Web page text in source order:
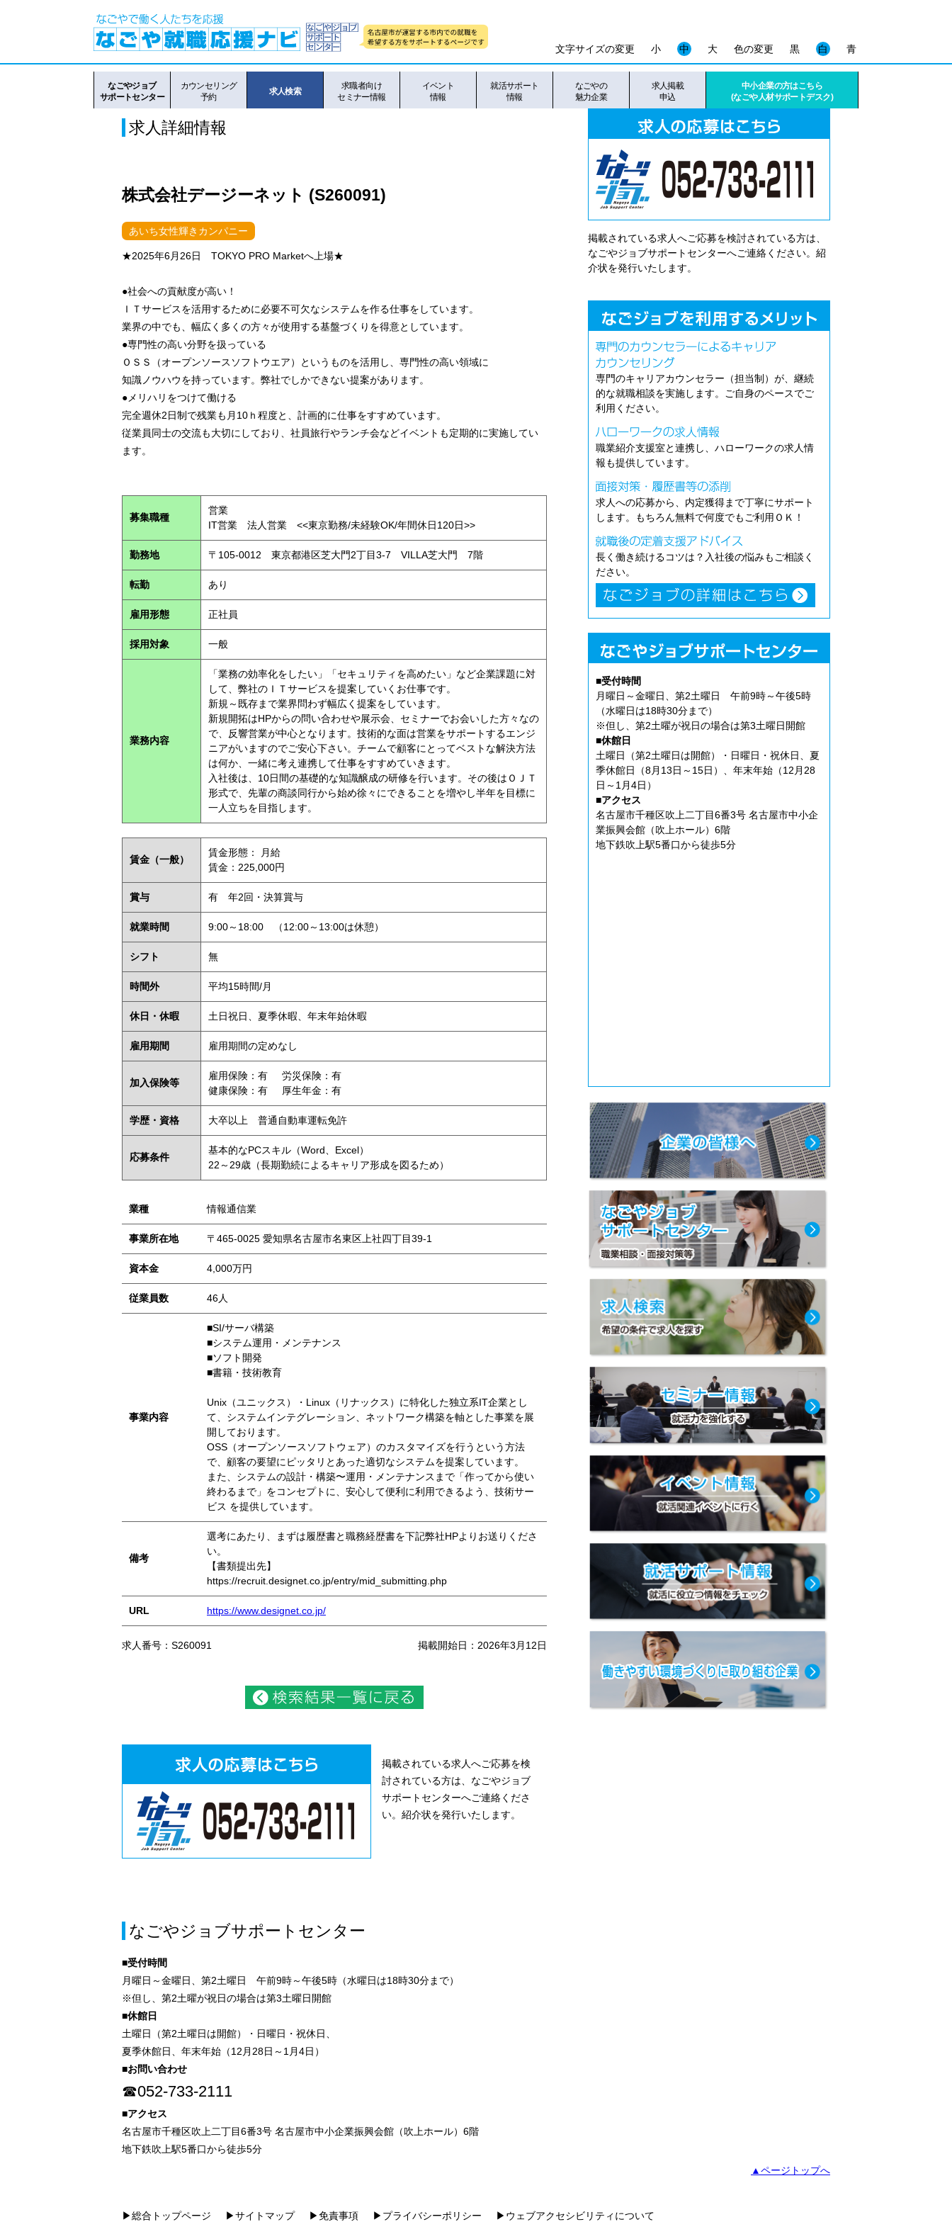
色の変更 黒 白 青
文字サイズの変更 小 中 大
なごやジョブ
サポートセンター
カウンセリング
予約
求人検索
求職者向け
セミナー情報
イベント
情報
就活サポート
情報
なごやの
魅力企業
求人掲載
申込
中小企業の方はこちら
(なごや人材サポートデスク)
求人詳細情報
株式会社デージーネット (S260091)
あいち女性輝きカンパニー
★2025年6月26日 TOKYO PRO Marketへ上場★
●社会への貢献度が高い！
ＩＴサービスを活用するために必要不可欠なシステムを作る仕事をしています。
業界の中でも、幅広く多くの方々が使用する基盤づくりを得意としています。
●専門性の高い分野を扱っている
ＯＳＳ（オープンソースソフトウエア）というものを活用し、専門性の高い領域に
知識ノウハウを持っています。弊社でしかできない提案があります。
●メリハリをつけて働ける
完全週休2日制で残業も月10ｈ程度と、計画的に仕事をすすめています。
従業員同士の交流も大切にしており、社員旅行やランチ会などイベントも定期的に実施してい
ます。
募集職種
営業
IT営業 法人営業 <<東京勤務/未経験OK/年間休日120日>>
勤務地 〒105-0012 東京都港区芝大門2丁目3-7 VILLA芝大門 7階
転勤 あり
雇用形態 正社員
採用対象 一般
業務内容
「業務の効率化をしたい」「セキュリティを高めたい」など企業課題に対
して、弊社のＩＴサービスを提案していくお仕事です。
新規～既存まで業界問わず幅広く提案をしています。
新規開拓はHPからの問い合わせや展示会、セミナーでお会いした方々なの
で、反響営業が中心となります。技術的な面は営業をサポートするエンジ
ニアがいますのでご安心下さい。チームで顧客にとってベストな解決方法
は何か、一緒に考え連携して仕事をすすめていきます。
入社後は、10日間の基礎的な知識醸成の研修を行います。その後はＯＪＴ
形式で、先輩の商談同行から始め徐々にできることを増やし半年を目標に
一人立ちを目指します。
賃金 （一般）
賃金形態： 月給
賃金：225,000円
賞与 有 年2回・決算賞与
就業時間 9:00～18:00 （12:00～13:00は休憩）
シフト 無
時間外 平均15時間/月
休日・休暇 土日祝日、夏季休暇、年末年始休暇
雇用期間 雇用期間の定めなし
加入保険等
雇用保険：有
労災保険：有
健康保険：有
厚生年金：有
学歴・資格 大卒以上 普通自動車運転免許
応募条件
基本的なPCスキル（Word、Excel）
22～29歳（長期勤続によるキャリア形成を図るため）
業種 情報通信業
事業所在地 〒465-0025 愛知県名古屋市名東区上社四丁目39-1
資本金 4,000万円
従業員数 46人
事業内容
■SI/サーバ構築
■システム運用・メンテナンス
■ソフト開発
■書籍・技術教育
Unix（ユニックス）・Linux（リナックス）に特化した独立系IT企業とし
て、システムインテグレーション、ネットワーク構築を軸とした事業を展
開しております。
OSS（オープンソースソフトウェア）のカスタマイズを行うという方法
で、顧客の要望にピッタリとあった適切なシステムを提案しています。
また、システムの設計・構築〜運用・メンテナンスまで「作ってから使い
終わるまで」をコンセプトに、安心して便利に利用できるよう、技術サー
ビス を提供しています。
備考
選考にあたり、まずは履歴書と職務経歴書を下記弊社HPよりお送りくださ
い。
【書類提出先】
https://recruit.designet.co.jp/entry/mid_submitting.php
URL https://www.designet.co.jp/
求人番号：S260091 掲載開始日：2026年3月12日
掲載されている求人へご応募を検
討されている方は、なごやジョブ
サポートセンターへご連絡くださ
い。紹介状を発行いたします。
掲載されている求人へご応募を検討されている方は、
なごやジョブサポートセンターへご連絡ください。紹
介状を発行いたします。
専門のキャリアカウンセラー（担当制）が、継続
的な就職相談を実施します。ご自身のペースでご
利用ください。
職業紹介支援室と連携し、ハローワークの求人情
報も提供しています。
求人への応募から、内定獲得まで丁寧にサポート
します。もちろん無料で何度でもご利用ＯＫ！
長く働き続けるコツは？入社後の悩みもご相談く
ださい。
■受付時間
月曜日～金曜日、第2土曜日 午前9時～午後5時
（水曜日は18時30分まで）
※但し、第2土曜が祝日の場合は第3土曜日開館
■休館日
土曜日（第2土曜日は開館）・日曜日・祝休日、夏
季休館日（8月13日～15日）、年末年始（12月28
日～1月4日）
■アクセス
名古屋市千種区吹上二丁目6番3号 名古屋市中小企
業振興会館（吹上ホール）6階
地下鉄吹上駅5番口から徒歩5分
なごやジョブサポートセンター
■受付時間
月曜日～金曜日、第2土曜日 午前9時～午後5時（水曜日は18時30分まで）
※但し、第2土曜が祝日の場合は第3土曜日開館
■休館日
土曜日（第2土曜日は開館）・日曜日・祝休日、
夏季休館日、年末年始（12月28日～1月4日）
■お問い合わせ
☎052-733-2111
■アクセス
名古屋市千種区吹上二丁目6番3号 名古屋市中小企業振興会館（吹上ホール）6階
地下鉄吹上駅5番口から徒歩5分
▲ページトップへ
▶総合トップページ ▶サイトマップ ▶免責事項 ▶プライバシーポリシー ▶ウェブアクセシビリティについて